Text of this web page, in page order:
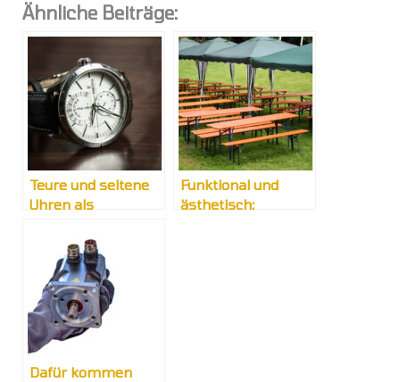
Ähnliche Beiträge:
Teure und seltene
Uhren als
Funktional und
ästhetisch:
Dafür kommen